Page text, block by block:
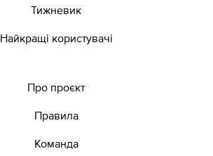
Тижневик
Найкращі користувачі
Про проєкт
Правила
Команда